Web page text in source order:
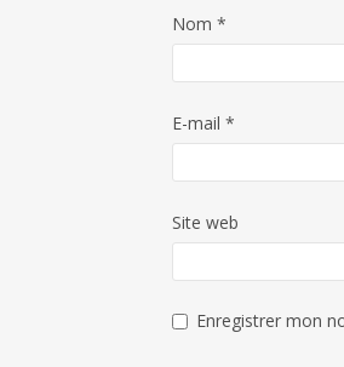
Nom *
E-mail *
Site web
Enregistrer mon